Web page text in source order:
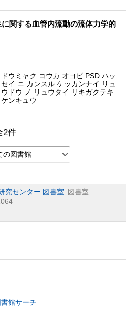
関する血管内流動の流体力学的
ドウミャク コウカ オヨビ PSD ハッ
セイ ニ カンスル ケッカンナイ リュ
ウドウ ノ リュウタイ リキガクテキ
ケンキュウ
2件
の図書館
究センター 図書室
図書室
館サーチ